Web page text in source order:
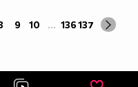
9 10 ... 136137